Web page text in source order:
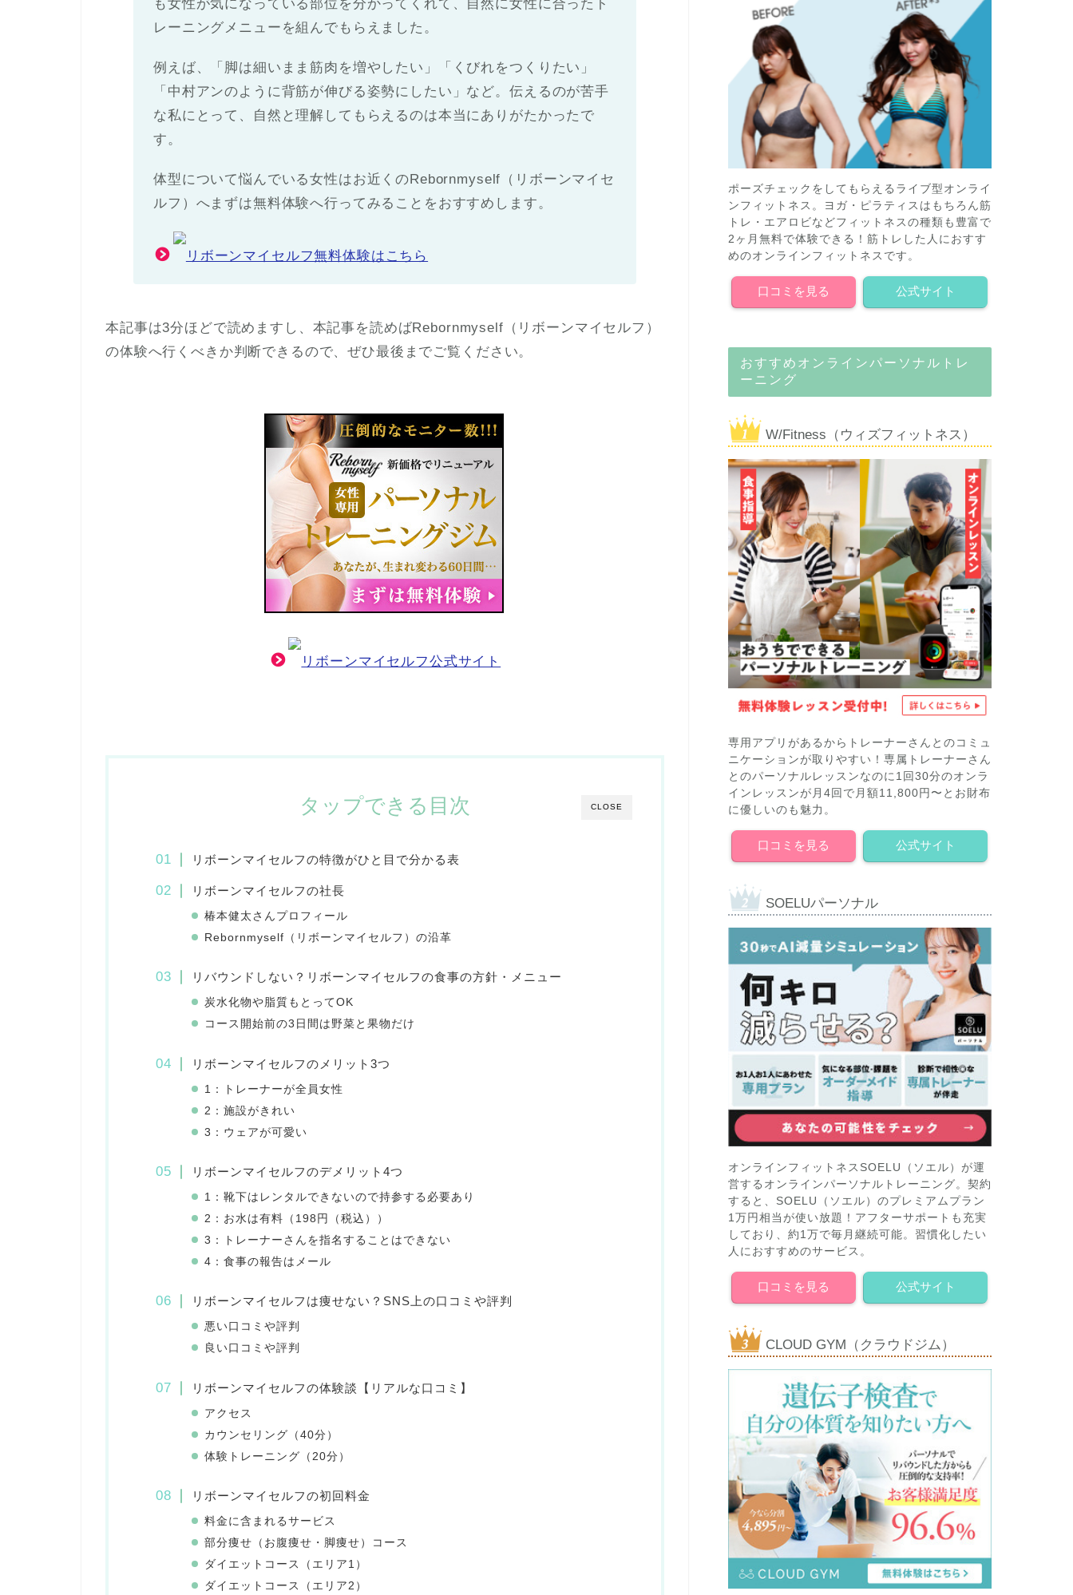
も女性が気になっている部位を分かってくれて、自然に女性に合ったト
レーニングメニューを組んでもらえました。
例えば、「脚は細いまま筋肉を増やしたい」「くびれをつくりたい」
「中村アンのように背筋が伸びる姿勢にしたい」など。伝えるのが苦手
な私にとって、自然と理解してもらえるのは本当にありがたかったで
す。
体型について悩んでいる女性はお近くのRebornmyself（リボーンマイセ
ルフ）へまずは無料体験へ行ってみることをおすすめします。
リボーンマイセルフ無料体験はこちら
本記事は3分ほどで読めますし、本記事を読めばRebornmyself（リボーンマイセルフ）
の体験へ行くべきか判断できるので、ぜひ最後までご覧ください。
リボーンマイセルフ公式サイト
CLOSE
タップできる目次
リボーンマイセルフの特徴がひと目で分かる表
リボーンマイセルフの社長
椿本健太さんプロフィール
Rebornmyself（リボーンマイセルフ）の沿革
リバウンドしない？リボーンマイセルフの食事の方針・メニュー
炭水化物や脂質もとってOK
コース開始前の3日間は野菜と果物だけ
リボーンマイセルフのメリット3つ
1：トレーナーが全員女性
2：施設がきれい
3：ウェアが可愛い
リボーンマイセルフのデメリット4つ
1：靴下はレンタルできないので持参する必要あり
2：お水は有料（198円（税込））
3：トレーナーさんを指名することはできない
4：食事の報告はメール
リボーンマイセルフは痩せない？SNS上の口コミや評判
悪い口コミや評判
良い口コミや評判
リボーンマイセルフの体験談【リアルな口コミ】
アクセス
カウンセリング（40分）
体験トレーニング（20分）
リボーンマイセルフの初回料金
料金に含まれるサービス
部分痩せ（お腹痩せ・脚痩せ）コース
ダイエットコース（エリア1）
ダイエットコース（エリア2）
ポーズチェックをしてもらえるライブ型オンライ
ンフィットネス。ヨガ・ピラティスはもちろん筋
トレ・エアロビなどフィットネスの種類も豊富で
2ヶ月無料で体験できる！筋トレした人におすす
めのオンラインフィットネスです。
口コミを見る 公式サイト
おすすめオンラインパーソナルトレ
ーニング
W/Fitness（ウィズフィットネス）
専用アプリがあるからトレーナーさんとのコミュ
ニケーションが取りやすい！専属トレーナーさん
とのパーソナルレッスンなのに1回30分のオンラ
インレッスンが月4回で月額11,800円〜とお財布
に優しいのも魅力。
口コミを見る 公式サイト
SOELUパーソナル
オンラインフィットネスSOELU（ソエル）が運
営するオンラインパーソナルトレーニング。契約
すると、SOELU（ソエル）のプレミアムプラン
1万円相当が使い放題！アフターサポートも充実
しており、約1万で毎月継続可能。習慣化したい
人におすすめのサービス。
口コミを見る 公式サイト
CLOUD GYM（クラウドジム）